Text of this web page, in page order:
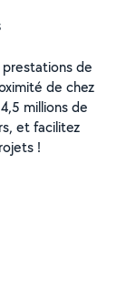
de
de chez
millions de
et facilitez
!